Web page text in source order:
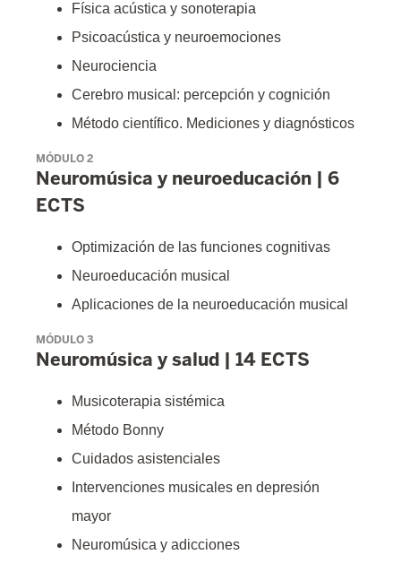
Física acústica y sonoterapia
Psicoacústica y neuroemociones
Neurociencia
Cerebro musical: percepción y cognición
Método científico. Mediciones y diagnósticos
MÓDULO 2
Neuromúsica y neuroeducación | 6
ECTS
Optimización de las funciones cognitivas
Neuroeducación musical
Aplicaciones de la neuroeducación musical
MÓDULO 3
Neuromúsica y salud | 14 ECTS
Musicoterapia sistémica
Método Bonny
Cuidados asistenciales
Intervenciones musicales en depresión
mayor
Neuromúsica y adicciones